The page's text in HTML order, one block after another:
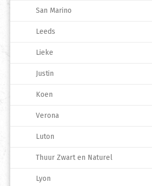
San Marino
Leeds
Lieke
Justin
Koen
Verona
Luton
Thuur Zwart en Naturel
Lyon